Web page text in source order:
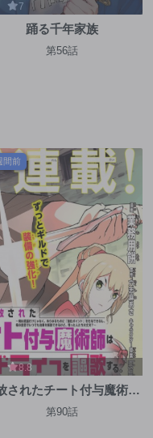
7
踊る千年家族
第56話
間前
8.8
されたチート付与魔術師
ままなセカンドライフを
第90話